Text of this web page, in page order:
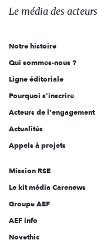
des
l'engagement
Le média des acteurs
Notre histoire
Qui sommes-nous ?
Ligne éditoriale
Pourquoi s'inscrire
Acteurs de l'engagement
Actualités
Appels à projets
Mission RSE
Le kit média Carenews
Groupe AEF
AEF info
Novethic